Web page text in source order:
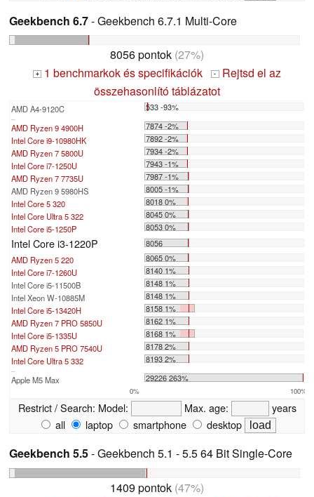
Geekbench 6.7- Geekbench 6.7.1 Multi-Core
8056 pontok (27%)
+ 1 benchmarkok és specifikációk - Rejtsd el az
összehasonlító táblázatot
AMD A4-9120C 533 -93%
...
AMD Ryzen 9 4900H
7874 -2%
Intel Core i9-10980HK
7892 -2%
AMD Ryzen 7 5800U
7934 -2%
Intel Core i7-1250U
7943 -1%
AMD Ryzen 7 7735U
7987 -1%
AMD Ryzen 9 5980HS
8005 -1%
Intel Core 5 320
8018 0%
Intel Core Ultra 5 322
8045 0%
Intel Core i5-1250P
8053 0%
Intel Core i3-1220P
8056
AMD Ryzen 5 220
8065 0%
Intel Core i7-1260U
8140 1%
Intel Core i5-11500B
8148 1%
Intel Xeon W-10885M
8148 1%
Intel Core i5-13420H
8158 1%
AMD Ryzen 7 PRO 5850U
8162 1%
Intel Core i5-1335U
8168 1%
AMD Ryzen 5 PRO 7540U
8178 2%
Intel Core Ultra 5 332
8193 2%
...
Apple M5 Max 29226 263%
0% 100%
Restrict / Search: Model: Max. age:
years
all
laptop smartphone desktop
Geekbench 5.5- Geekbench 5.1 - 5.5 64 Bit Single-Core
1409 pontok (47%)